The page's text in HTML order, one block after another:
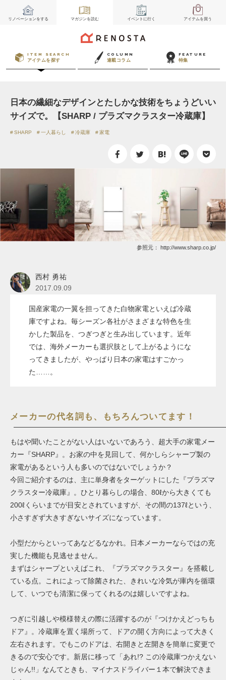
リノベーションをする マガジンを読む イベント に行く アイテムを買う
ITEM SEARCH
アイテムを探す
COLUMN
連載コラム
FEATURE
特集
日本の繊細なデザインとたしかな技術をちょうどいい
サイズで。【SHARP / プラズマクラスター冷蔵庫】
SHARP 一人暮らし 冷蔵庫 家電
参照元： http://www.sharp.co.jp/
西村 勇祐
2017.09.09
国産家電の一翼を担ってきた白物家電といえば冷蔵
庫ですよね。毎シーズン各社がさまざまな特色を生
かした製品を、つぎつぎと生み出しています。近年
では、海外メーカーも選択肢として上がるようにな
ってきましたが、やっぱり日本の家電はすごかっ
た……。
メーカーの代名詞も、もちろんついてます！
もはや聞いたことがない人はいないであろう、超大手の家電メー
カー『SHARP』。お家の中を見回して、何かしらシャープ製の
家電があるという人も多いのではないでしょうか？
今回ご紹介するのは、主に単身者をターゲットにした『プラズマ
クラスター冷蔵庫』。ひとり暮らしの場合、80ℓから大きくても
200ℓくらいまでが目安とされていますが、その間の137ℓという、
小さすぎず大きすぎないサイズになっています。
小型だからといってあなどるなかれ。日本メーカーならではの充
実した機能も見逃せません。
まずはシャープといえばこれ、『プラズマクラスター』を搭載し
ている点。これによって除菌された、きれいな冷気が庫内を循環
して、いつでも清潔に保ってくれるのは嬉しいですよね。
つぎに引越しや模様替えの際に活躍するのが『つけかえどっちも
ドア』。冷蔵庫を置く場所って、ドアの開く方向によって大きく
左右されます。でもこのドアは、右開きと左開きを簡単に変更で
きるので安心です。新居に移って「あれ!? この冷蔵庫つかえない
じゃん!!」なんてときも、マイナスドライバー１本で解決できま